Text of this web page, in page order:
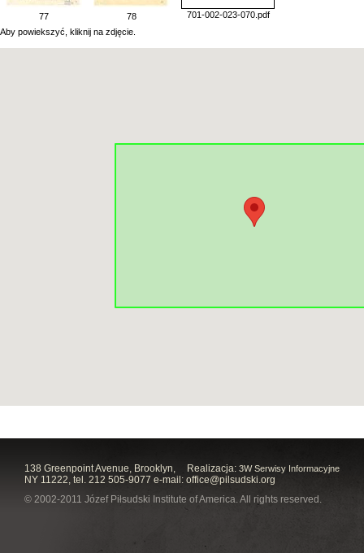
77 78
701-002-023-070.pdf
Aby powiekszyć, kliknij na zdjęcie.
Realizacja: 3W Serwisy Informacyjne
138 Greenpoint Avenue, Brooklyn,
NY 11222, tel. 212 505-9077 e-mail: office@pilsudski.org
© 2002-2011 Józef Piłsudski Institute of America. All rights reserved.